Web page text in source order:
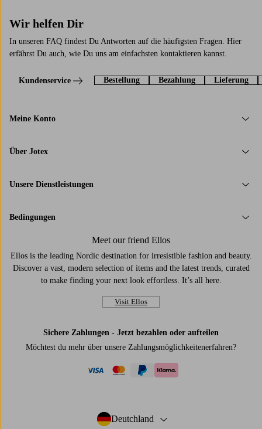
Wir helfen Dir
In unseren FAQ findest Du Antworten auf die häufigsten Fragen. Hier
erfährst Du auch, wie Du uns am einfachsten kontaktieren kannst.
Kundenservice Bestellung Bezahlung Lieferung
Meine Konto
Über Jotex
Unsere Dienstleistungen
Bedingungen
Meet our friend Ellos
Ellos is the leading Nordic destination for irresistible fashion and beauty.
Discover a vast, modern selection of items and the latest trends, curated
to make finding your next look effortless. It’s all here.
Visit Ellos
Sichere Zahlungen - Jetzt bezahlen oder aufteilen
Möchtest du mehr über unsere Zahlungsmöglichkeitenerfahren?
Deutchland
- Land auswählen